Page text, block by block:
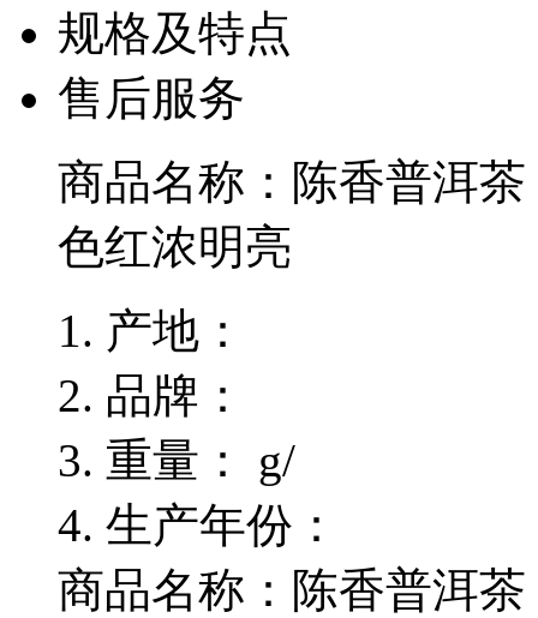
规格及特点
售后服务
商品名称： 陈香普洱
色红浓明亮
产地：
品牌：
重量：
g/
生产年份：
商品名称：陈香普洱